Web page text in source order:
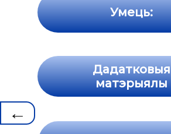
←
Умець:
Дадатковыя
матэрыялы